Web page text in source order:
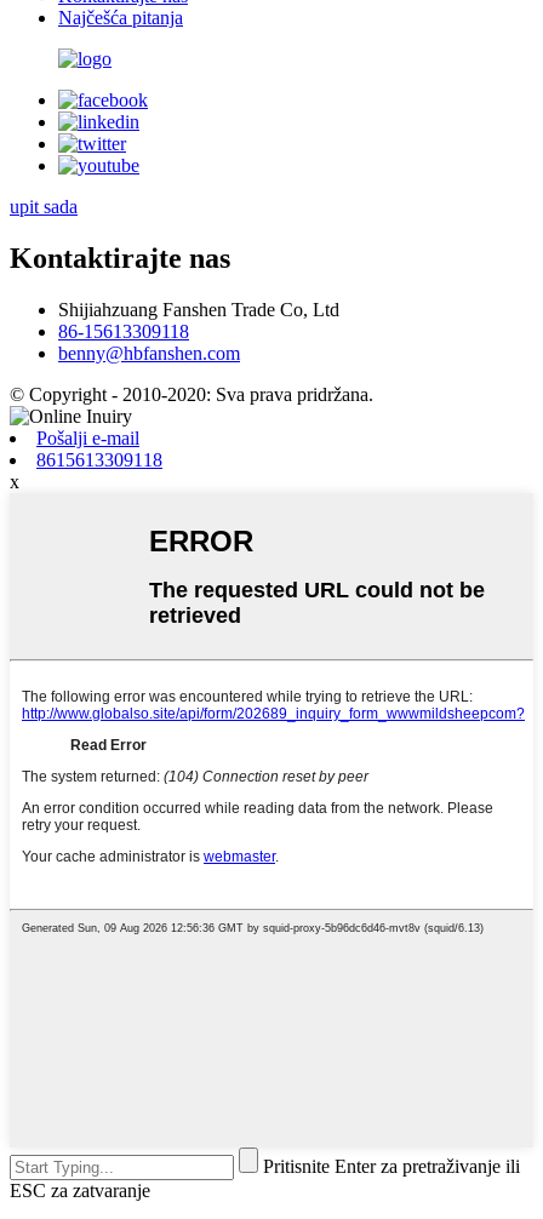
Najčešća pitanja
upit sada
Kontaktirajte nas
Shijiahzuang Fanshen Trade Co, Ltd
86-15613309118
benny@hbfanshen.com
© Copyright - 2010-2020: Sva prava pridržana.
Pošalji e-mail
8615613309118
x
Pritisnite Enter za pretraživanje ili
ESC za zatvaranje